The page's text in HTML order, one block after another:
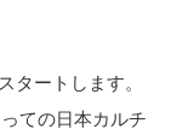
タートします。
ての日本カルチ